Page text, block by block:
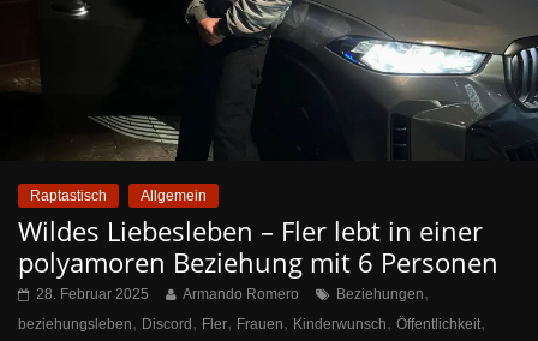
Raptastisch Allgemein
Wildes Liebesleben – Fler lebt in einer
polyamoren Beziehung mit 6 Personen
28. Februar 2025 Armando Romero Beziehungen,
beziehungsleben, Discord, Fler, Frauen, Kinderwunsch, Öffentlichkeit,